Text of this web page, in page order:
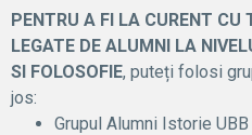
PENTRU A FI LA CURENT CU
LEGATE DE ALUMNI LA
SI FOLOSOFIE, puteți folosi
jos:
Grupul Alumni Istorie UBB